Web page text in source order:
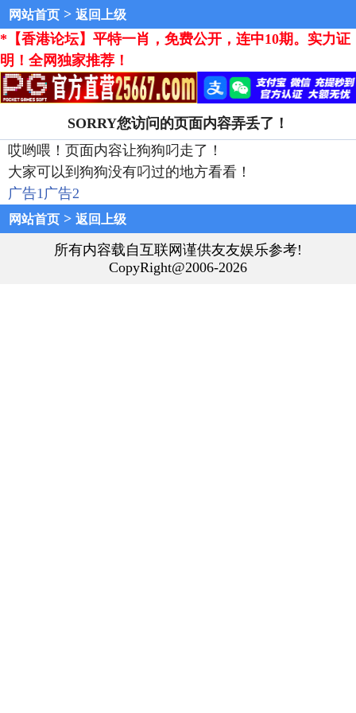
网站首页 > 返回上级
*【香港论坛】平特一肖，免费公开，连中10期。实力证
明！全网独家推荐！
SORRY您访问的页面内容弄丢了！
哎哟喂！页面内容让狗狗叼走了！
大家可以到狗狗没有叼过的地方看看！
广告1广告2
网站首页 > 返回上级
所有内容载自互联网谨供友友娱乐参考!
CopyRight@2006-2026